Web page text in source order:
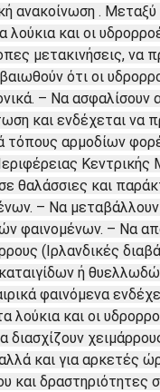
ανακοίνωση . Μεταξύ
λούκια και οι
μετακινήσεις, να
ότι οι
– Να
και ενδέχεται να
τόπους αρμοδίων
θαλάσσιες και
– Να
φαινομένων. – Να
(Ιρλανδικές
ή
φαινόμενα
λούκια και οι
και για αρκετές
και